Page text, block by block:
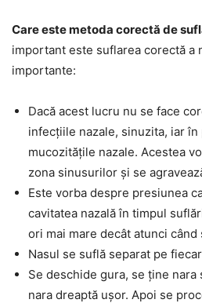
Care este metoda corectă de
important este suflarea corectă a
importante:
Dacă acest lucru nu se face
infecțiile nazale, sinuzita, iar
mucozitățile nazale. Acestea
zona sinusurilor și se
Este vorba despre presiunea
cavitatea nazală în timpul
ori mai mare decât atunci când
Nasul se suflă separat pe
Se deschide gura, se ține
nara dreaptă ușor. Apoi se